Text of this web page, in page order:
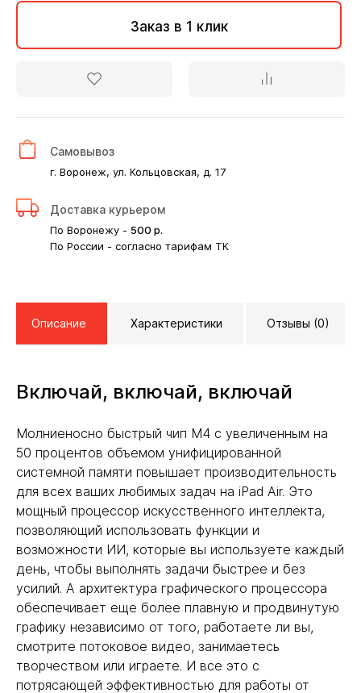
Заказ в 1 клик
Самовывоз
г. Воронеж, ул. Кольцовская, д. 17
Доставка курьером
По Воронежу - 500 р.
По России - согласно тарифам ТК
Описание Характеристики Отзывы (0)
Включай, включай, включай
Молниеносно быстрый чип M4 с увеличенным на
50 процентов объемом унифицированной
системной памяти повышает производительность
для всех ваших любимых задач на iPad Air. Это
мощный процессор искусственного интеллекта,
позволяющий использовать функции и
возможности ИИ, которые вы используете каждый
день, чтобы выполнять задачи быстрее и без
усилий. А архитектура графического процессора
обеспечивает еще более плавную и продвинутую
графику независимо от того, работаете ли вы,
смотрите потоковое видео, занимаетесь
творчеством или играете. И все это с
потрясающей эффективностью для работы от